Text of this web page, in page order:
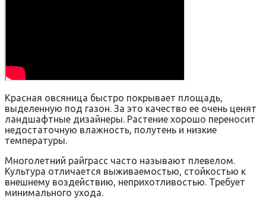
Красная овсяница быстро покрывает площадь,
выделенную под газон. За это качество ее очень ценят
ландшафтные дизайнеры. Растение хорошо переносит
недостаточную влажность, полутень и низкие
температуры.
Многолетний райграсс часто называют плевелом.
Культура отличается выживаемостью, стойкостью к
внешнему воздействию, неприхотливостью. Требует
минимального ухода.